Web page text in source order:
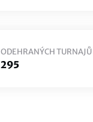
ODEHRANÝCH TURNAJŮ
295